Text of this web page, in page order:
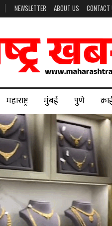
NEWSLETTER ABOUT US CONTACT
महाराष्ट्र मुंबई पुणे